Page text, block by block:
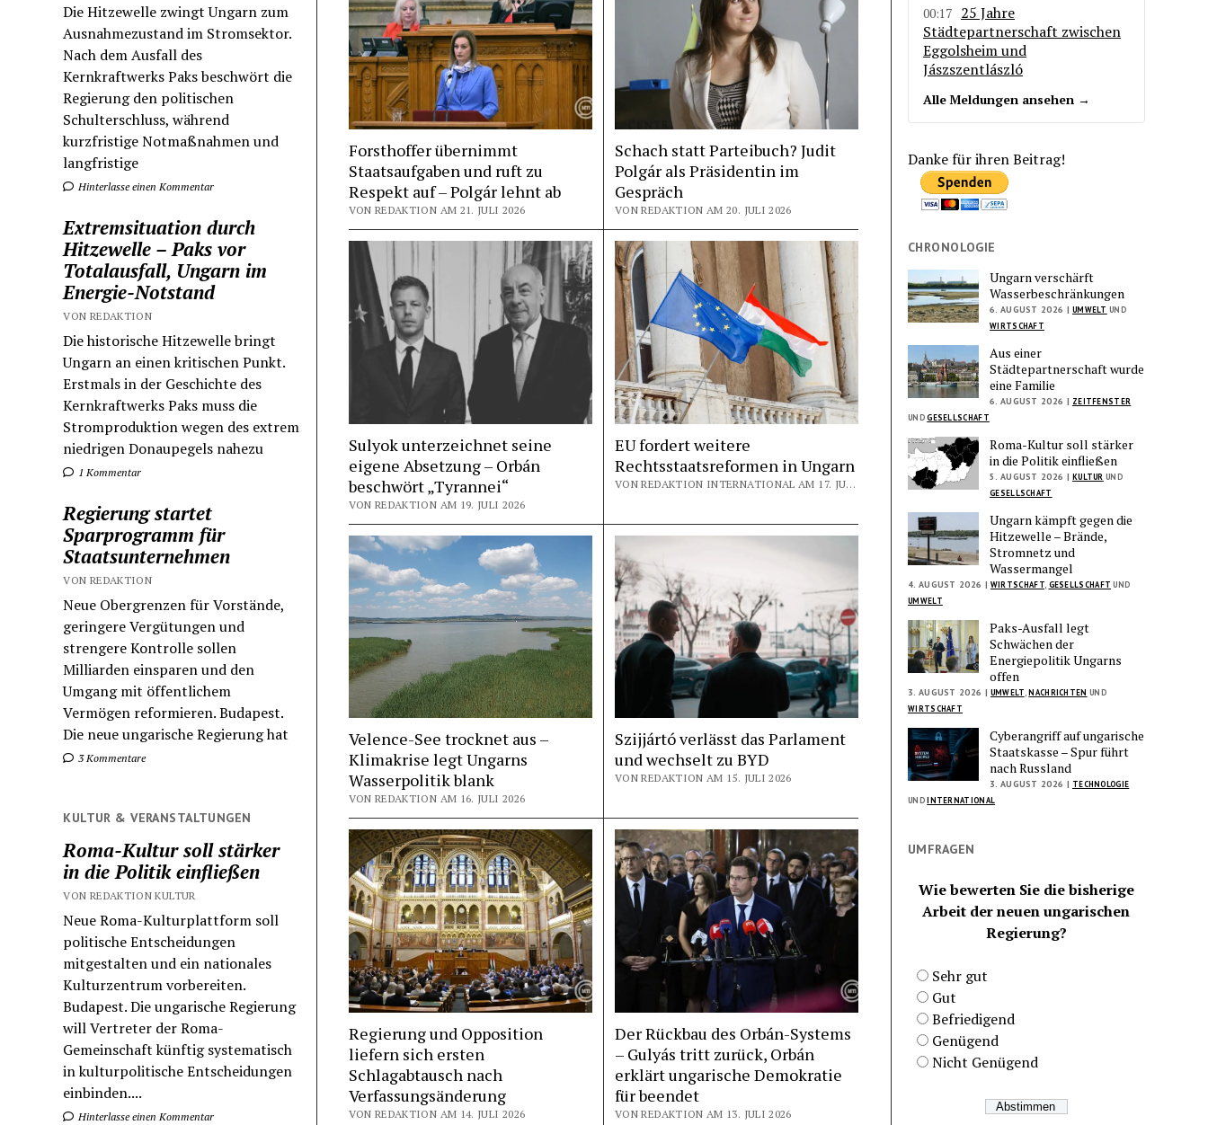
Die Hitzewelle zwingt Ungarn zum
Ausnahmezustand im Stromsektor.
Nach dem Ausfall des
Kernkraftwerks Paks beschwört die
Regierung den politischen
Schulterschluss, während
kurzfristige Notmaßnahmen und
langfristige
Hinterlasse einen Kommentar
Extremsituation durch
Hitzewelle – Paks vor
Totalausfall, Ungarn im
Energie-Notstand
VON REDAKTION
Die historische Hitzewelle bringt
Ungarn an einen kritischen Punkt.
Erstmals in der Geschichte des
Kernkraftwerks Paks muss die
Stromproduktion wegen des extrem
niedrigen Donaupegels nahezu
1 Kommentar
Regierung startet
Sparprogramm für
Staatsunternehmen
VON REDAKTION
Neue Obergrenzen für Vorstände,
geringere Vergütungen und
strengere Kontrolle sollen
Milliarden einsparen und den
Umgang mit öffentlichem
Vermögen reformieren. Budapest.
Die neue ungarische Regierung hat
3 Kommentare
KULTUR & VERANSTALTUNGEN
Roma-Kultur soll stärker
in die Politik einfließen
VON REDAKTION KULTUR
Neue Roma-Kulturplattform soll
politische Entscheidungen
mitgestalten und ein nationales
Kulturzentrum vorbereiten.
Budapest. Die ungarische Regierung
will Vertreter der Roma-
Gemeinschaft künftig systematisch
in kulturpolitische Entscheidungen
einbinden....
Hinterlasse einen Kommentar
Forsthoffer übernimmt
Staatsaufgaben und ruft zu
Respekt auf – Polgár lehnt ab
VON REDAKTION AM 21. JULI 2026
Schach statt Parteibuch? Judit
Polgár als Präsidentin im
Gespräch
VON REDAKTION AM 20. JULI 2026
Sulyok unterzeichnet seine
eigene Absetzung – Orbán
beschwört „Tyrannei“
VON REDAKTION AM 19. JULI 2026
EU fordert weitere
Rechtsstaatsreformen in Ungarn
VON REDAKTION INTERNATIONAL AM 17. JULI 2026
Velence-See trocknet aus –
Klimakrise legt Ungarns
Wasserpolitik blank
VON REDAKTION AM 16. JULI 2026
Szijjártó verlässt das Parlament
und wechselt zu BYD
VON REDAKTION AM 15. JULI 2026
Regierung und Opposition
liefern sich ersten
Schlagabtausch nach
Verfassungsänderung
VON REDAKTION AM 14. JULI 2026
Der Rückbau des Orbán-Systems
– Gulyás tritt zurück, Orbán
erklärt ungarische Demokratie
für beendet
VON REDAKTION AM 13. JULI 2026
00:17
25 Jahre
Städtepartnerschaft zwischen
Eggolsheim und
Jászszentlászló
Alle Meldungen ansehen →
Danke für ihren Beitrag!
CHRONOLOGIE
Ungarn verschärft
Wasserbeschränkungen
6. AUGUST 2026 | UMWELT UND
WIRTSCHAFT
Aus einer
Städtepartnerschaft wurde
eine Familie
6. AUGUST 2026 | ZEITFENSTER
UNDGESELLSCHAFT
Roma-Kultur soll stärker
in die Politik einfließen
5. AUGUST 2026 | KULTUR UND
GESELLSCHAFT
Ungarn kämpft gegen die
Hitzewelle – Brände,
Stromnetz und
Wassermangel
4. AUGUST 2026 | WIRTSCHAFT, GESELLSCHAFT UND
UMWELT
Paks-Ausfall legt
Schwächen der
Energiepolitik Ungarns
offen
3. AUGUST 2026 | UMWELT ,NACHRICHTEN UND
WIRTSCHAFT
Cyberangriff auf ungarische
Staatskasse – Spur führt
nach Russland
3. AUGUST 2026 | TECHNOLOGIE
UNDINTERNATIONAL
UMFRAGEN
Wie bewerten Sie die bisherige
Arbeit der neuen ungarischen
Regierung?
Sehr gut
Gut
Befriedigend
Genügend
Nicht Genügend